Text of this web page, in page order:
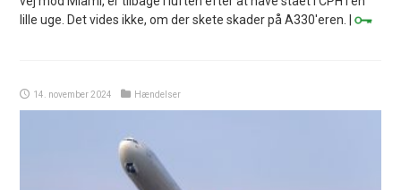
lille uge. Det vides ikke, om der skete skader på A330'eren. |
14. november 2024 Hændelser